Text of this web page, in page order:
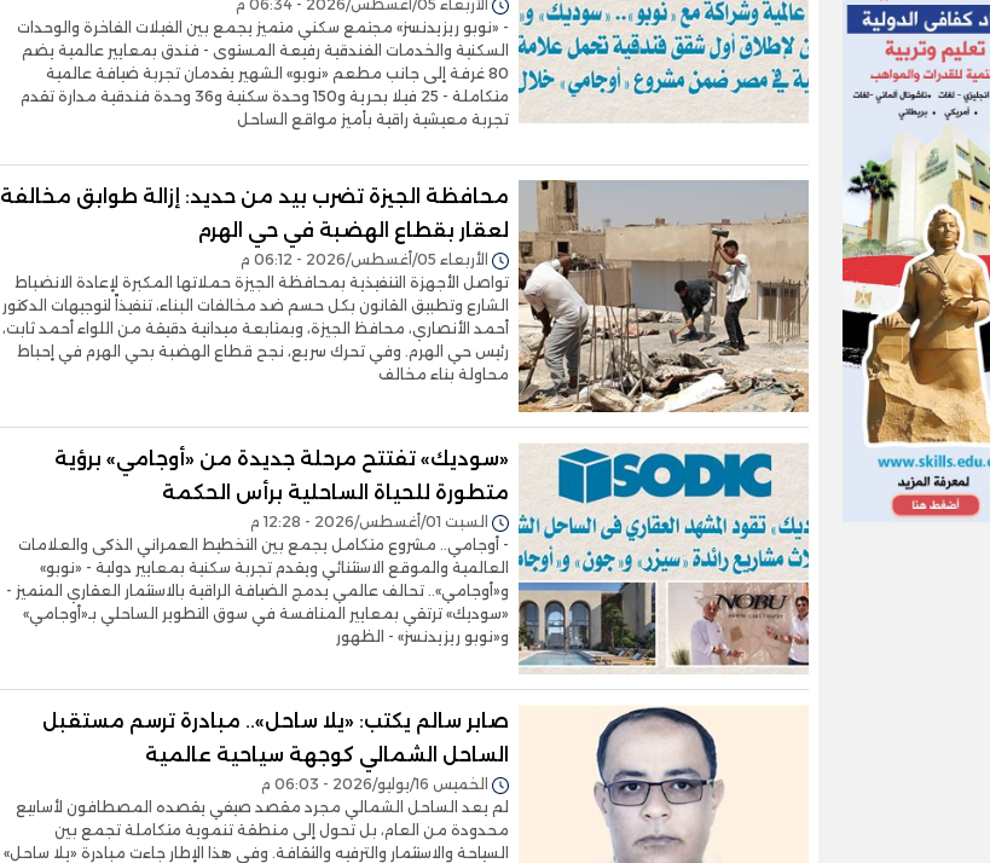
الأربعاء 05/أغسطس/2026 - 06:34 م
- «نوبو ريزيدنسز» مجتمع سكني متميز يجمع بين الفيلات الفاخرة والوحدات
السكنية والخدمات الفندقية رفيعة المستوى - فندق بمعايير عالمية يضم
80 غرفة إلى جانب مطعم «نوبو» الشهير يقدمان تجربة ضيافة عالمية
متكاملة - 25 فيلا بحرية و150 وحدة سكنية و36 وحدة فندقية مدارة تقدم
تجربة معيشية راقية بأميز مواقع الساحل
محافظة الجيزة تضرب بيد من حديد: إزالة طوابق مخالفة
لعقار بقطاع الهضبة في حي الهرم
الأربعاء 05/أغسطس/2026 - 06:12 م
تواصل الأجهزة التنفيذية بمحافظة الجيزة حملاتها المكبرة لإعادة الانضباط
الشارع وتطبيق القانون بكل حسم ضد مخالفات البناء، تنفيذاً لتوجيهات الدكتور
أحمد الأنصاري، محافظ الجيزة، وبمتابعة ميدانية دقيقة من اللواء أحمد ثابت،
رئيس حي الهرم. وفي تحرك سريع، نجح قطاع الهضبة بحي الهرم في إحباط
محاولة بناء مخالف
«سوديك» تفتتح مرحلة جديدة من «أوجامي» برؤية
متطورة للحياة الساحلية برأس الحكمة
السبت 01/أغسطس/2026 - 12:28 م
- أوجامي.. مشروع متكامل يجمع بين التخطيط العمراني الذكى والعلامات
العالمية والموقع الاستثنائي ويقدم تجربة سكنية بمعايير دولية - «نوبو»
و«أوجامي».. تحالف عالمي يدمج الضيافة الراقية بالاستثمار العقاري المتميز -
«سوديك» ترتقي بمعايير المنافسة في سوق التطوير الساحلي بـ«أوجامي»
و«نوبو ريزيدنسز» - الظهور
صابر سالم يكتب: «يلا ساحل».. مبادرة ترسم مستقبل
الساحل الشمالي كوجهة سياحية عالمية
الخميس 16/يوليو/2026 - 06:03 م
لم يعد الساحل الشمالي مجرد مقصد صيفي يقصده المصطافون لأسابيع
محدودة من العام، بل تحول إلى منطقة تنموية متكاملة تجمع بين
السياحة والاستثمار والترفيه والثقافة. وفي هذا الإطار جاءت مبادرة «يلا ساحل»